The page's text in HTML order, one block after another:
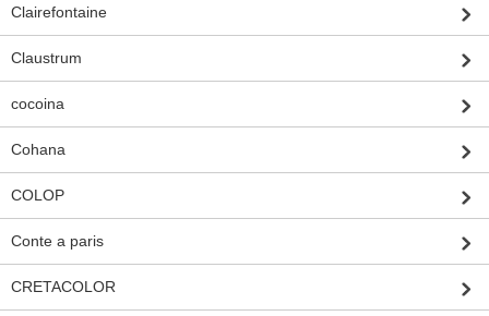
Clairefontaine
Claustrum
cocoina
Cohana
COLOP
Conte a paris
CRETACOLOR